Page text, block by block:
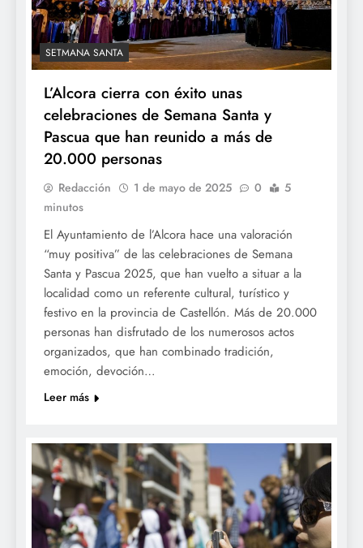
SETMANA SANTA
L’Alcora cierra con éxito unas
celebraciones de Semana Santa y
Pascua que han reunido a más de
20.000 personas
Redacción 1 de mayo de 2025 0
5
minutos
El Ayuntamiento de l’Alcora hace una valoración
“muy positiva” de las celebraciones de Semana
Santa y Pascua 2025, que han vuelto a situar a la
localidad como un referente cultural, turístico y
festivo en la provincia de Castellón. Más de 20.000
personas han disfrutado de los numerosos actos
organizados, que han combinado tradición,
emoción, devoción…
Leer más